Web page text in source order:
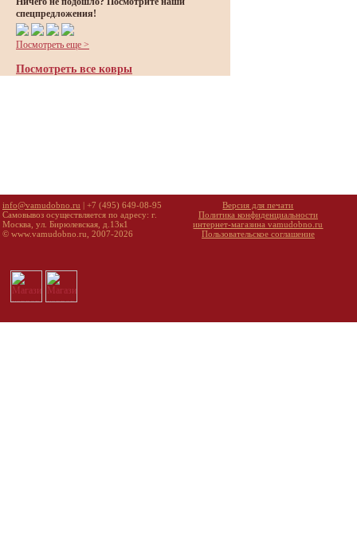
спецпредложения!
Посмотреть еще >
Посмотреть все ковры
info@vamudobno.ru | +7 (495) 649-08-95
Самовывоз осуществляется по адресу: г.
Москва, ул. Бирюлевская, д.13к1
© www.vamudobno.ru, 2007-2026
Версия для печати
Политика конфиденциальности
интернет-магазина vamudobno.ru
Пользовательское соглашение